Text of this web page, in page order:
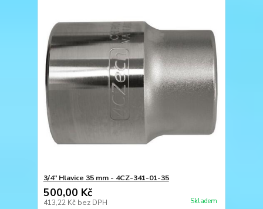
3/4" Hlavice 35 mm - 4CZ-341-01-35
500,00 Kč
413,22 Kč bez DPH Skladem